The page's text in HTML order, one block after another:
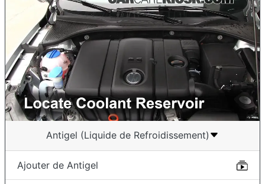
Antigel (Liquide de Refroidissement)
Ajouter de Antigel